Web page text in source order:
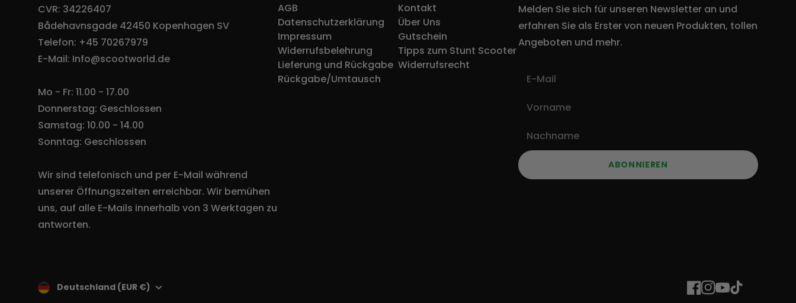
CVR: 34226407
Bådehavnsgade 42450 Kopenhagen SV
Telefon: +45 70267979
E-Mail: Info@scootworld.de
Mo - Fr: 11.00 - 17.00
Donnerstag: Geschlossen
Samstag: 10.00 - 14.00
Sonntag: Geschlossen
Wir sind telefonisch und per E-Mail während
unserer Öffnungszeiten erreichbar. Wir bemühen
uns, auf alle E-Mails innerhalb von 3 Werktagen zu
antworten.
AGB
Datenschutzerklärung
Impressum
Widerrufsbelehrung
Lieferung und Rückgabe
Rückgabe/Umtausch
Kontakt
Über Uns
Gutschein
Tipps zum Stunt Scooter
Widerrufsrecht
Melden Sie sich für unseren Newsletter an und
erfahren Sie als Erster von neuen Produkten, tollen
Angeboten und mehr.
ABONNIEREN
Deutschland (EUR €)